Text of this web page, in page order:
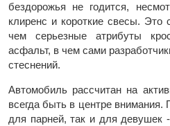
бездорожья не годится,
клиренс и короткие свесы. Это
чем серьезные атрибуты
асфальт, в чем сами
стеснений.
Автомобиль рассчитан на
всегда быть в центре
для парней, так и для девушек